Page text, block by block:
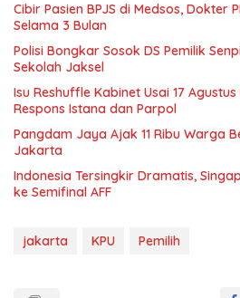
Cibir Pasien BPJS di Medsos, Dokter
Selama 3 Bulan
Polisi Bongkar Sosok DS Pemilik
Sekolah Jaksel
Isu Reshuffle Kabinet Usai 17
Respons Istana dan Parpol
Pangdam Jaya Ajak 11 Ribu Warga
Jakarta
Indonesia Tersingkir Dramatis,
ke Semifinal AFF
jakarta KPU Pemilih